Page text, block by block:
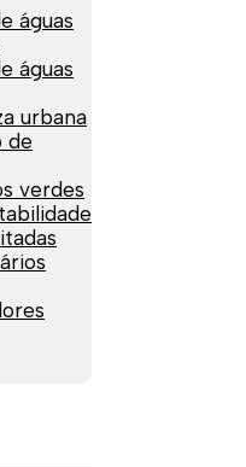
águas
águas
urbana
de
verdes